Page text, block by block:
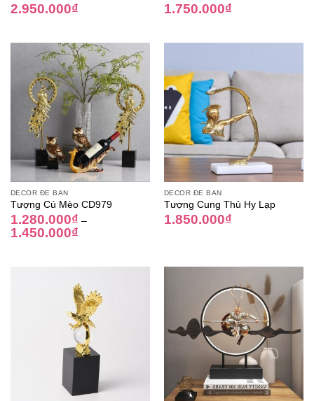
2.950.000₫ 1.750.000₫
DECOR ĐỂ BÀN
Tượng Cú Mèo CD979
1.280.000₫ –
1.450.000₫
DECOR ĐỂ BÀN
Tượng Cung Thủ Hy Lạp
1.850.000₫